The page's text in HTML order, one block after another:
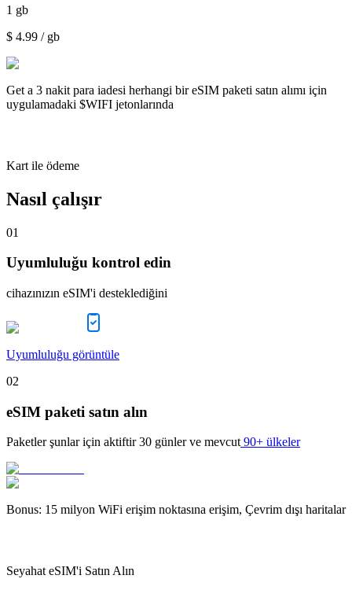
1 gb
$ 4.99 / gb
Get a 3 nakit para iadesi herhangi bir eSIM paketi satın alımı için
uygulamadaki $WIFI jetonlarında
Kart ile ödeme
Nasıl çalışır
01
Uyumluluğu kontrol edin
cihazınızın eSIM'i desteklediğini
Uyumluluğu görüntüle
02
eSIM paketi satın alın
Paketler şunlar için aktiftir 30 günler ve mevcut 90+ ülkeler
Bonus: 15 milyon WiFi erişim noktasına erişim, Çevrim dışı haritalar
Seyahat eSIM'i Satın Alın